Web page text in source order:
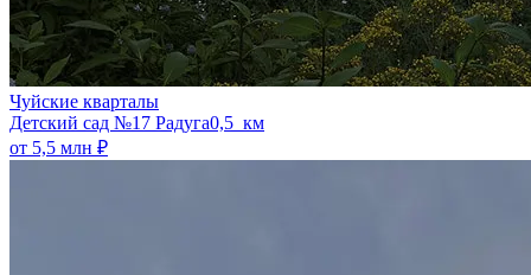
Чуйские кварталы
​Детский сад №17 Радуга0,5 км
от 5,5 млн ₽